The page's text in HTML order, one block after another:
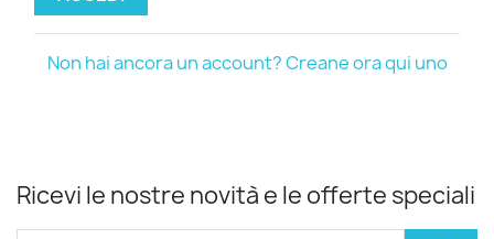
Non hai ancora un account? Creane ora qui uno
Ricevi le nostre novità e le offerte speciali